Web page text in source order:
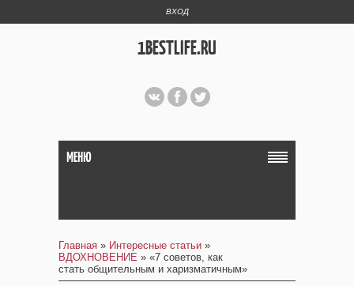
ВХОД
1BESTLIFE.RU
МЕНЮ
Главная » Интересные статьи »
ВДОХНОВЕНИЕ » «7 советов, как
стать общительным и харизматичным»